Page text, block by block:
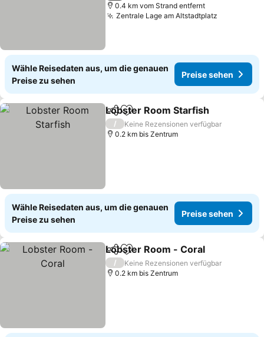
0.4 km vom Strand entfernt
Zentrale Lage am Altstadtplatz
Wähle Reisedaten aus, um die genauen
Preise zu sehen
Preise sehen
TeilenZu Favoriten hinzufügen
Lobster Room Starfish
/
Keine Rezensionen verfügbar
0.2 km bis Zentrum
Wähle Reisedaten aus, um die genauen
Preise zu sehen
Preise sehen
TeilenZu Favoriten hinzufügen
Lobster Room - Coral
/
Keine Rezensionen verfügbar
0.2 km bis Zentrum